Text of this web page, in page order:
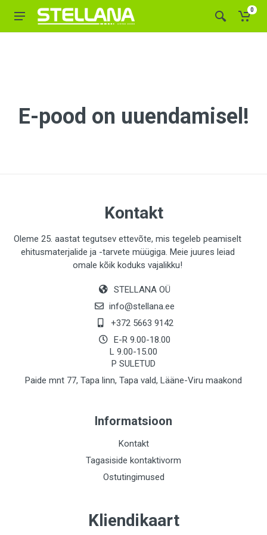
0
E-pood on uuendamisel!
Kontakt
Oleme 25. aastat tegutsev ettevõte, mis tegeleb peamiselt
ehitusmaterjalide ja -tarvete müügiga. Meie juures leiad
omale kõik koduks vajalikku!
STELLANA OÜ
info@stellana.ee
+372 5663 9142
E-R 9.00-18.00
L 9.00-15.00
P SULETUD
Paide mnt 77, Tapa linn, Tapa vald, Lääne-Viru maakond
Informatsioon
Kontakt
Tagasiside kontaktivorm
Ostutingimused
Kliendikaart